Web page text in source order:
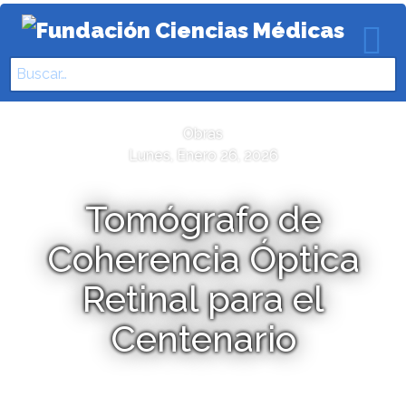
Buscar
Obras
Lunes, Enero 26, 2026
Tomógrafo de
Coherencia Óptica
Retinal para el
Centenario